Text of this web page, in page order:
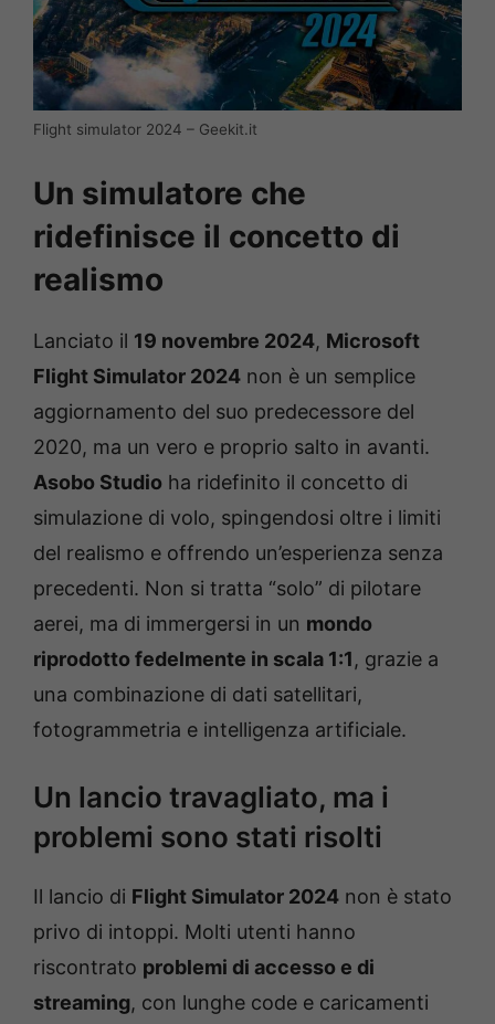
Flight simulator 2024 – Geekit.it
Un simulatore che
ridefinisce il concetto di
realismo
Lanciato il 19 novembre 2024, Microsoft
Flight Simulator 2024 non è un semplice
aggiornamento del suo predecessore del
2020, ma un vero e proprio salto in avanti.
Asobo Studio ha ridefinito il concetto di
simulazione di volo, spingendosi oltre i limiti
del realismo e offrendo un’esperienza senza
precedenti. Non si tratta “solo” di pilotare
aerei, ma di immergersi in un mondo
riprodotto fedelmente in scala 1:1, grazie a
una combinazione di dati satellitari,
fotogrammetria e intelligenza artificiale.
Un lancio travagliato, ma i
problemi sono stati risolti
Il lancio di Flight Simulator 2024 non è stato
privo di intoppi. Molti utenti hanno
riscontrato problemi di accesso e di
streaming, con lunghe code e caricamenti